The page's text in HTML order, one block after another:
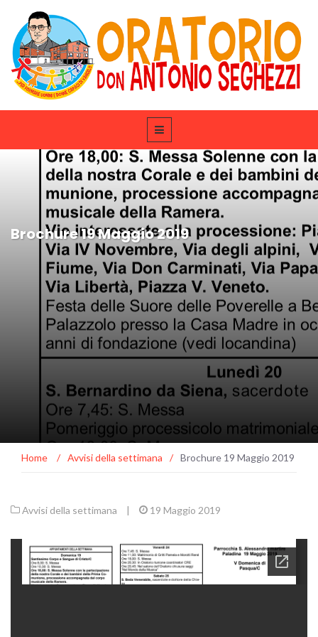
Brochure 19 Maggio 2019
Home / Avvisi della settimana / Brochure 19 Maggio 2019
Avvisi della settimana | 19 Maggio 2019